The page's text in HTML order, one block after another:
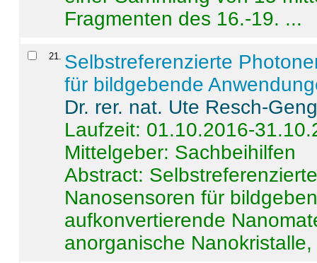
Fragmenten des 16.-19. ...
21
Selbstreferenzierte
für bildgebende
Dr. rer. nat. Ute Resch-
Laufzeit: 01.10.2016-
Mittelgeber: Sachbeihilfen
Abstract:
Nanosensoren für
aufkonvertierende
anorganische